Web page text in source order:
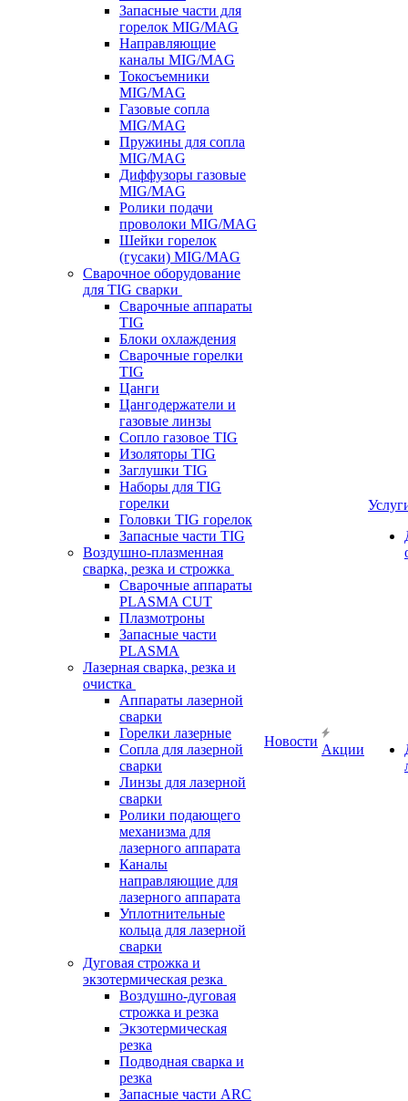
Запасные части для
горелок MIG/MAG
Направляющие
каналы MIG/MAG
Токосъемники
MIG/MAG
Газовые сопла
MIG/MAG
Пружины для сопла
MIG/MAG
Диффузоры газовые
MIG/MAG
Ролики подачи
проволоки MIG/MAG
Шейки горелок
(гусаки) MIG/MAG
Сварочное оборудование
для TIG сварки
Сварочные аппараты
TIG
Блоки охлаждения
Сварочные горелки
TIG
Цанги
Цангодержатели и
газовые линзы
Сопло газовое TIG
Изоляторы TIG
Заглушки TIG
Наборы для TIG
горелки
Головки TIG горелок
Запасные части TIG
Воздушно-плазменная
сварка, резка и строжка
Сварочные аппараты
PLASMA CUT
Плазмотроны
Запасные части
PLASMA
Лазерная сварка, резка и
очистка
Аппараты лазерной
сварки
Горелки лазерные
Сопла для лазерной
сварки
Линзы для лазерной
сварки
Ролики подающего
механизма для
лазерного аппарата
Каналы
направляющие для
лазерного аппарата
Уплотнительные
кольца для лазерной
сварки
Дуговая строжка и
экзотермическая резка
Воздушно-дуговая
строжка и резка
Экзотермическая
резка
Подводная сварка и
резка
Запасные части ARC
Новости
Акции